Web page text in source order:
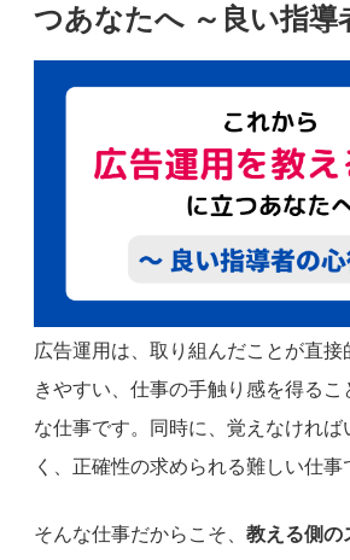
つあなたへ ～良い指導
広告運用は、取り組んだことが直接
きやすい、仕事の手触り感を得るこ
な仕事です。同時に、覚えなければ
く、正確性の求められる難しい仕事
そんな仕事だからこそ、 教える側の